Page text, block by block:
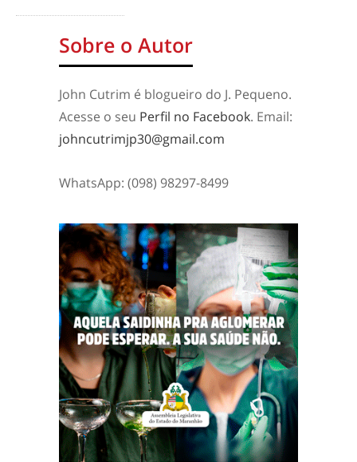
Sobre o Autor
John Cutrim é blogueiro do J. Pequeno.
Acesse o seu Perfil no Facebook. Email:
johncutrimjp30@gmail.com
WhatsApp: (098) 98297-8499